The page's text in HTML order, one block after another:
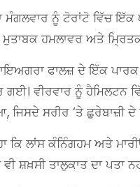
ਮੰਗਲਵਾਰ ਨੂੰ ਟੋਰਾਂਟੋ ਵਿੱਚ
ਮੁਤਾਬਕ ਹਮਲਾਵਰ ਅਤੇ
ਫਾਲਜ਼ ਦੇ ਇੱਕ
ਗਈ। ਵੀਰਵਾਰ ਨੂੰ ਹੈਮਿਲਟਨ
ਸਰੀਰ ‘ਤੇ ਛੁਰੇਬਾਜ਼ੀ ਦੇ
ਕਿ ਲਾਂਸ ਕੰਨਿੰਗਹਮ ਅਤੇ
ਸ਼ਖ਼ਸੀ ਤਾਲੁਕਾਤ ਦਾ ਪਤਾ